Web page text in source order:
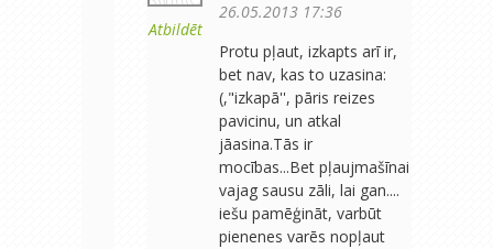
Atbildēt
26.05.2013 17:36
Protu pļaut, izkapts arī ir,
bet nav, kas to uzasina:
(,"izkapā'', pāris reizes
pavicinu, un atkal
jāasina.Tās ir
mocības...Bet pļaujmašīnai
vajag sausu zāli, lai gan....
iešu pamēģināt, varbūt
pienenes varēs nopļaut